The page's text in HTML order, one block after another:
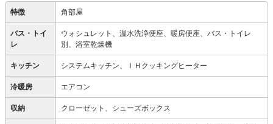
特徴 角部屋
バス・トイ
レ
ウォシュレット、温水洗浄便座、暖房便座、バス・トイレ
別、浴室乾燥機
キッチン システムキッチン、ＩＨクッキングヒーター
冷暖房 エアコン
収納 クローゼット、シューズボックス